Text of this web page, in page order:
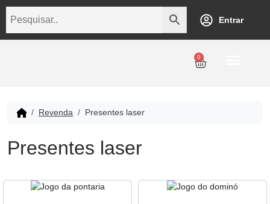
Entrar
0
Revenda Presentes laser
Presentes laser